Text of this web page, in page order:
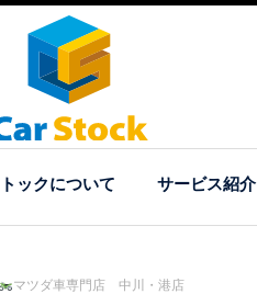
ックについて サービス紹介
マツダ車専門店 中川・港店